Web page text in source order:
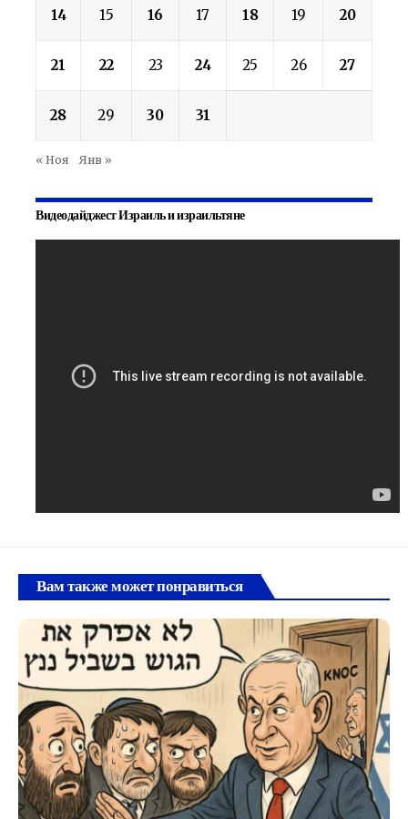
14 15 16 17 18 19 20
21 22 23 24 25 26 27
28 29 30 31
« Ноя Янв »
Видеодайджест Израиль и израильтяне
Вам также может понравиться